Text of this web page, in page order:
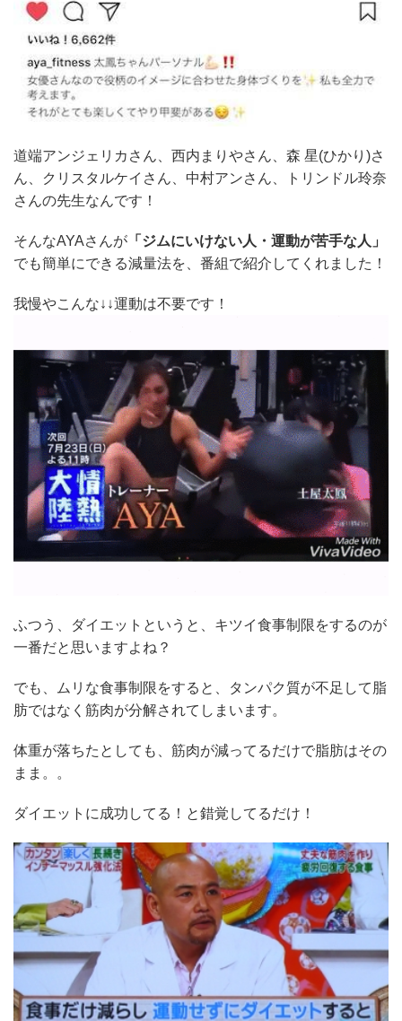
道端アンジェリカさん、西内まりやさん、森 星(ひかり)さ
ん、クリスタルケイさん、中村アンさん、トリンドル玲奈
さんの先生なんです！
そんなAYAさんが 「ジムにいけない人・運動が苦手な人」
でも簡単にできる減量法を、番組で紹介してくれました！
我慢やこんな↓↓運動は不要です！
ふつう、ダイエットというと、キツイ食事制限をするのが
一番だと思いますよね？
でも、ムリな食事制限をすると、タンパク質が不足して脂
肪ではなく筋肉が分解されてしまいます。
体重が落ちたとしても、筋肉が減ってるだけで脂肪はその
まま。。
ダイエットに成功してる！と錯覚してるだけ！